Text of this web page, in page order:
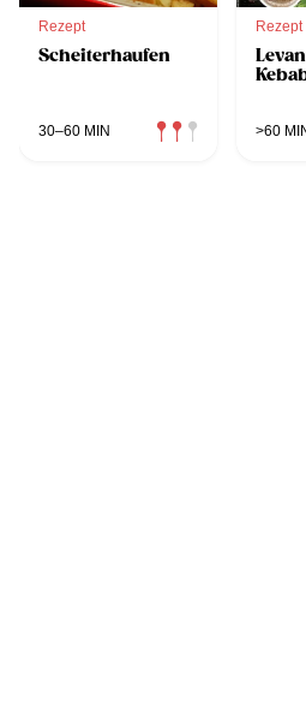
Rezept
Scheiterhaufen
30–60 MIN
Rezept
>60